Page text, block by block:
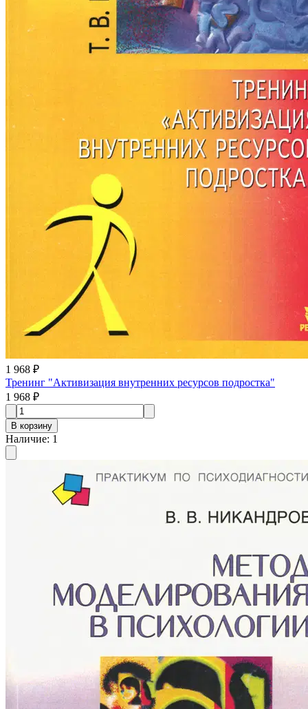
1 968 ₽
Тренинг "Активизация внутренних ресурсов подростка"
1 968 ₽
В корзину
Наличие: 1